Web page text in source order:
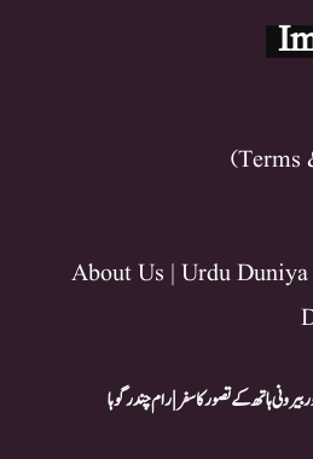
About Us | Urdu
ہاتھ کے تصور کا سفر | رام چندر گوہا